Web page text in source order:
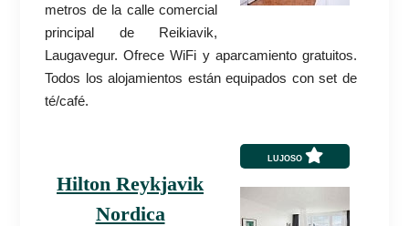
metros de la calle comercial
principal de Reikiavik,
Laugavegur. Ofrece WiFi y aparcamiento gratuitos.
Todos los alojamientos están equipados con set de
té/café.
LUJOSO
Hilton Reykjavik
Nordica